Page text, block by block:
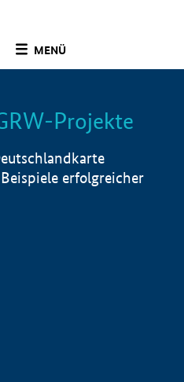
MENÜ
Info
Projekte
erfolgreicher